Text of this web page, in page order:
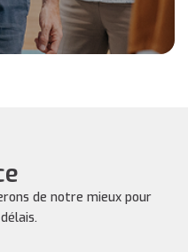
de notre mieux pour